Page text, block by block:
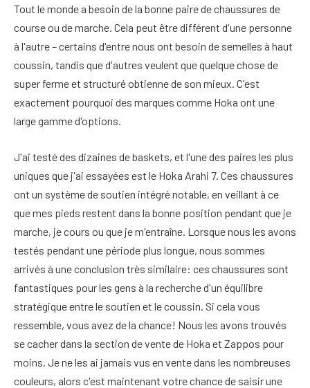
Tout le monde a besoin de la bonne paire de chaussures de
course ou de marche. Cela peut être différent d'une personne
à l'autre – certains d'entre nous ont besoin de semelles à haut
coussin, tandis que d'autres veulent que quelque chose de
super ferme et structuré obtienne de son mieux. C'est
exactement pourquoi des marques comme Hoka ont une
large gamme d'options.
J'ai testé des dizaines de baskets, et l'une des paires les plus
uniques que j'ai essayées est le Hoka Arahi 7. Ces chaussures
ont un système de soutien intégré notable, en veillant à ce
que mes pieds restent dans la bonne position pendant que je
marche, je cours ou que je m'entraîne. Lorsque nous les avons
testés pendant une période plus longue, nous sommes
arrivés à une conclusion très similaire: ces chaussures sont
fantastiques pour les gens à la recherche d'un équilibre
stratégique entre le soutien et le coussin. Si cela vous
ressemble, vous avez de la chance! Nous les avons trouvés
se cacher dans la section de vente de Hoka et Zappos pour
moins. Je ne les ai jamais vus en vente dans les nombreuses
couleurs, alors c'est maintenant votre chance de saisir une